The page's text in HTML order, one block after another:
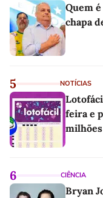
Quem
chapa
5 NOTÍCIAS
feira e
milhões
6 CIÊNCIA
Bryan